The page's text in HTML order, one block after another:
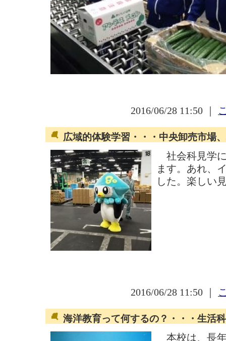
2016/06/28 11:50 ｜
広域的体験学習・・・中央卸売市場
社会科見学
ます。あれ、
した。楽しい
2016/06/28 11:50 ｜
海洋教育って何するの？・・・生活
本校は、長